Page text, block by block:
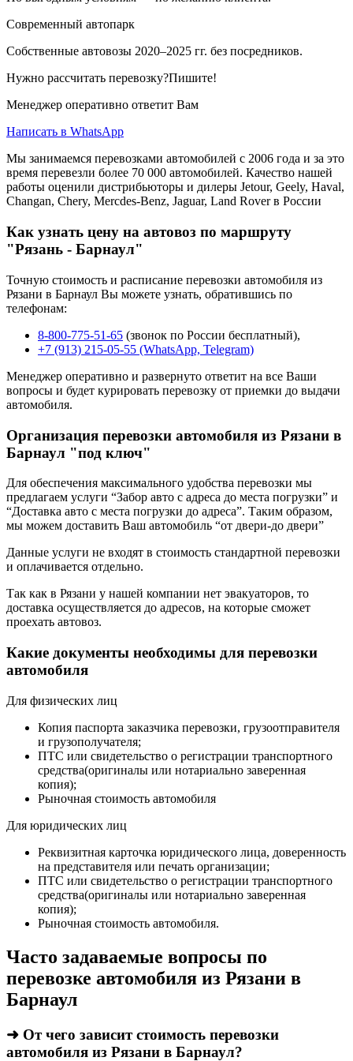
Современный автопарк
Собственные автовозы 2020–2025 гг. без посредников.
Нужно рассчитать перевозку?Пишите!
Менеджер оперативно ответит Вам
Написать в WhatsApp
Мы занимаемся перевозками автомобилей с 2006 года и за это
время перевезли более 70 000 автомобилей. Качество нашей
работы оценили дистрибьюторы и дилеры Jetour, Geely, Haval,
Changan, Chery, Mercdes-Benz, Jaguar, Land Rover в России
Как узнать цену на автовоз по маршруту
"Рязань - Барнаул"
Точную стоимость и расписание перевозки автомобиля из
Рязани в Барнаул Вы можете узнать, обратившись по
телефонам:
8-800-775-51-65 (звонок по России бесплатный),
+7 (913) 215-05-55 (WhatsApp, Telegram)
Менеджер оперативно и развернуто ответит на все Ваши
вопросы и будет курировать перевозку от приемки до выдачи
автомобиля.
Организация перевозки автомобиля из Рязани в
Барнаул "под ключ"
Для обеспечения максимального удобства перевозки мы
предлагаем услуги “Забор авто с адреса до места погрузки” и
“Доставка авто с места погрузки до адреса”. Таким образом,
мы можем доставить Ваш автомобиль “от двери-до двери”
Данные услуги не входят в стоимость стандартной перевозки
и оплачивается отдельно.
Так как в Рязани у нашей компании нет эвакуаторов, то
доставка осуществляется до адресов, на которые сможет
проехать автовоз.
Какие документы необходимы для перевозки
автомобиля
Для физических лиц
Копия паспорта заказчика перевозки, грузоотправителя
и грузополучателя;
ПТС или свидетельство о регистрации транспортного
средства(оригиналы или нотариально заверенная
копия);
Рыночная стоимость автомобиля
Для юридических лиц
Реквизитная карточка юридического лица, доверенность
на представителя или печать организации;
ПТС или свидетельство о регистрации транспортного
средства(оригиналы или нотариально заверенная
копия);
Рыночная стоимость автомобиля.
Часто задаваемые вопросы по
перевозке автомобиля из Рязани в
Барнаул
➜ От чего зависит стоимость перевозки
автомобиля из Рязани в Барнаул?